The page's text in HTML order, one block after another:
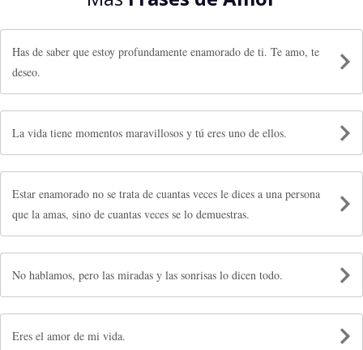
Has de saber que estoy profundamente enamorado de ti. Te amo, te
deseo.
La vida tiene momentos maravillosos y tú eres uno de ellos.
Estar enamorado no se trata de cuantas veces le dices a una persona
que la amas, sino de cuantas veces se lo demuestras.
No hablamos, pero las miradas y las sonrisas lo dicen todo.
Eres el amor de mi vida.